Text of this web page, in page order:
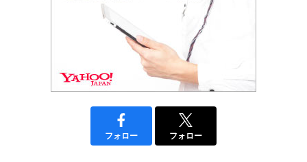
フォロー フォロー